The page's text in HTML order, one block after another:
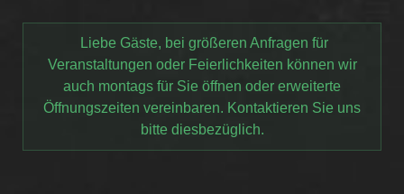
Liebe Gäste, bei größeren Anfragen für
Veranstaltungen oder Feierlichkeiten können wir
auch montags für Sie öffnen oder erweiterte
Öffnungszeiten vereinbaren. Kontaktieren Sie uns
bitte diesbezüglich.